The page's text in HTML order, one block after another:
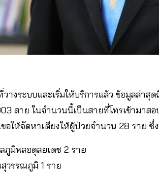
างระบบและเริ่มให้บริการแล้ว ข้อมูลล่าสุ
สาย ในจำนวนนี้เป็นสายที่โทรเข้ามาส
อให้จัดหาเตียงให้ผู้ป่วยจำนวน 28 ราย ซึ่
ภูมิพลอดุลยเดช 2 ราย
วรรณภูมิ 1 ราย